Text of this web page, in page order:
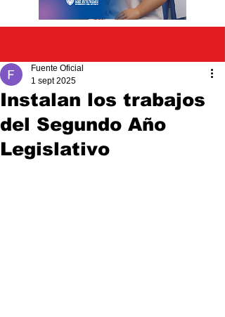
Instalan los trabajos
del Segundo Año
Legislativo
Fuente Oficial
1 sept 2025